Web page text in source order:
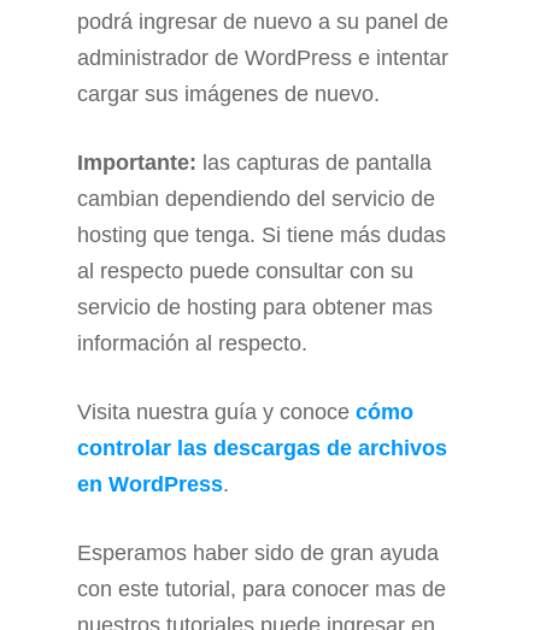
podrá ingresar de nuevo a su panel de
administrador de WordPress e intentar
cargar sus imágenes de nuevo.
Importante: las capturas de pantalla
cambian dependiendo del servicio de
hosting que tenga. Si tiene más dudas
al respecto puede consultar con su
servicio de hosting para obtener mas
información al respecto.
Visita nuestra guía y conoce cómo
controlar las descargas de archivos
en WordPress.
Esperamos haber sido de gran ayuda
con este tutorial, para conocer mas de